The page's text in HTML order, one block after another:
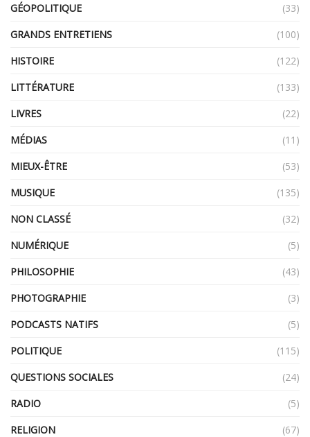
GÉOPOLITIQUE
(33)
GRANDS ENTRETIENS
(100)
HISTOIRE
(122)
LITTÉRATURE
(133)
LIVRES
(22)
MÉDIAS
(11)
MIEUX-ÊTRE
(53)
MUSIQUE
(135)
NON CLASSÉ
(32)
NUMÉRIQUE
(5)
PHILOSOPHIE
(43)
PHOTOGRAPHIE
(3)
PODCASTS NATIFS
(5)
POLITIQUE
(115)
QUESTIONS SOCIALES
(24)
RADIO
(5)
RELIGION
(67)